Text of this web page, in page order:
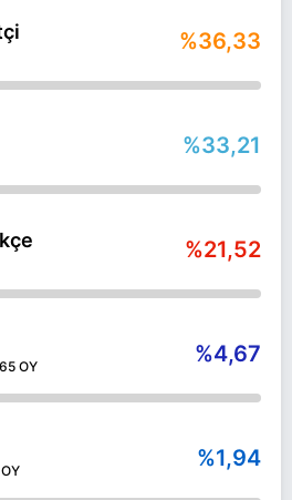
%36,33
%33,21
%21,52
OY %4,67
%1,94